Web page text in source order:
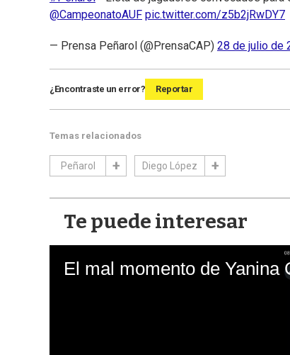
@CampeonatoAUF pic.twitter.com/z5b2jRwDY7
— Prensa Peñarol (@PrensaCAP) 28 de julio de
¿Encontraste un error? Reportar
Temas relacionados
Peñarol Diego López
Te puede interesar